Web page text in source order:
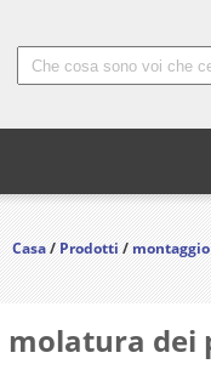
Casa/Prodotti/
dei